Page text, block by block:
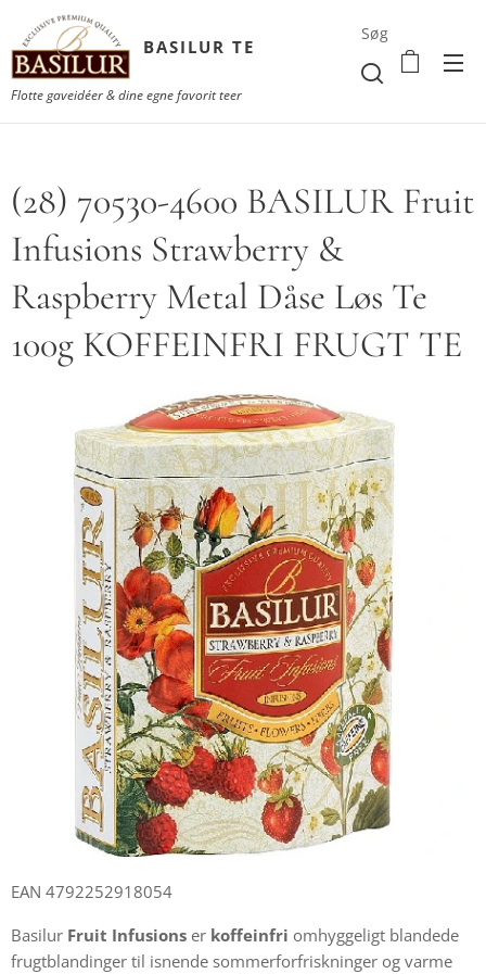
BASILUR TE
Flotte gaveidéer & dine egne favorit teer
Søg
(28) 70530-4600 BASILUR Fruit
Infusions Strawberry &
Raspberry Metal Dåse Løs Te
100g KOFFEINFRI FRUGT TE
EAN 4792252918054
Basilur Fruit Infusions er koffeinfri omhyggeligt blandede
frugtblandinger til isnende sommerforfriskninger og varme